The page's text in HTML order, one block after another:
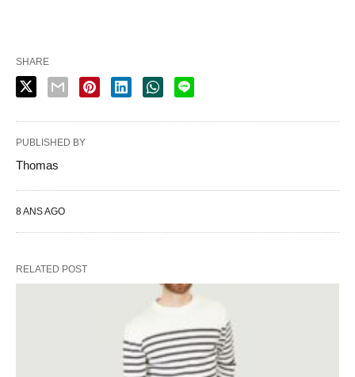
SHARE
PUBLISHED BY
Thomas
8 ANS AGO
RELATED POST